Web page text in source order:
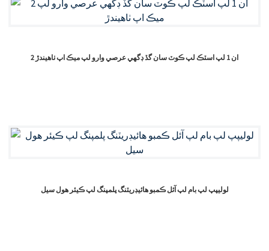
2 ان 1 لپ اسٽڪ لپ ڪوٽ سان گڏ ڊگهي عرصي وارو لپ ميڪ اپ ٺاهيندڙ
لوليپپ لپ بام لپ آئل ڪمبو هائيڊريٽنگ پلمپنگ لپ ڪيئر هول سيل